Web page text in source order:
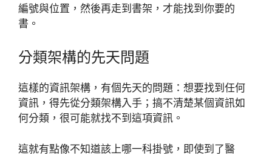
編號與位置，然後再走到書架，才能找到你要的
書。
分類架構的先天問題
這樣的資訊架構，有個先天的問題：想要找到任何
資訊，得先從分類架構入手；搞不清楚某個資訊如
何分類，很可能就找不到這項資訊。
這就有點像不知道該上哪一科掛號，即使到了醫